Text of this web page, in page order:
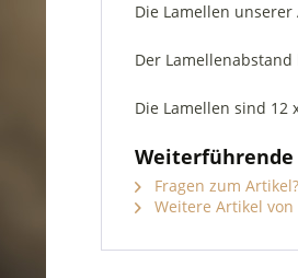
Die Lamellen
Der
Die Lamellen sind 12
Weiterführende
Fragen zum Artikel?
Weitere Artikel von